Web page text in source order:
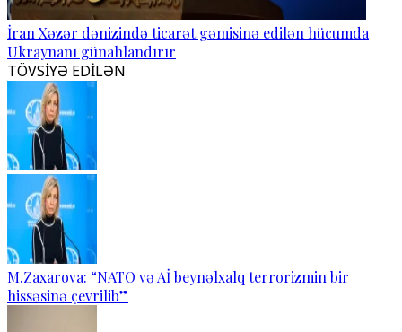
İran Xəzər dənizində ticarət gəmisinə edilən hücumda
Ukraynanı günahlandırır
TÖVSİYƏ EDİLƏN
M.Zaxarova: “NATO və Aİ beynəlxalq terrorizmin bir
hissəsinə çevrilib”